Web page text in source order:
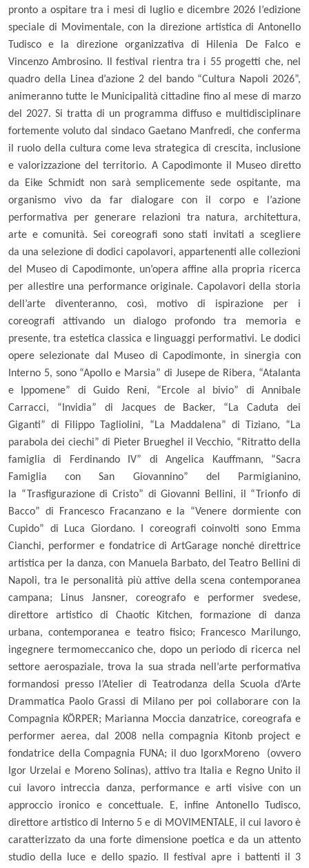
pronto a ospitare tra i mesi di luglio e dicembre 2026 l’edizione
speciale di Movimentale, con la direzione artistica di Antonello
Tudiscoe la direzione organizzativa di
Hilenia De Falco e
Vincenzo Ambrosino. Il festival rientra tra i 55 progetti che, nel
quadro della Linea d’azione 2 del bando “Cultura Napoli 2026”,
animeranno tutte le Municipalità cittadine fino al mese di marzo
del 2027. Si tratta di un programma diffuso e multidisciplinare
fortemente voluto dal sindaco Gaetano Manfredi, che conferma
il ruolo della cultura come leva strategica di crescita, inclusione
e valorizzazione del territorio. A Capodimonte il Museo diretto
da
Eike Schmidt non sarà semplicemente sede ospitante, ma
organismo vivo da far dialogare con il corpo e l’azione
performativa per generare relazioni tra natura, architettura,
arte e comunità. Sei coreografi sono stati invitati a scegliere
da una selezione di dodici capolavori, appartenenti alle collezioni
del Museo di Capodimonte, un’opera affine alla propria ricerca
per allestire una performance originale. Capolavori della storia
dell’arte diventeranno, così, motivo di ispirazione per i
coreografi attivando un dialogo profondo tra memoria e
presente,tra estetica classica e linguaggi performativi. Le dodici
opere selezionate dal Museo di Capodimonte, in sinergia con
Interno 5, sono “Apollo e Marsia” di Jusepe de Ribera, “Atalanta
e Ippomene” diGuido Reni, “Ercole al bivio” diAnnibale
Carracci, “Invidia” di Jacques de Backer, “La Caduta dei
Giganti” di Filippo Tagliolini, “La Maddalena” di Tiziano, “La
parabola dei ciechi” di Pieter Brueghel il Vecchio, “Ritratto della
famiglia
di Ferdinando IV” diAngelica Kauffmann, “Sacra
Famiglia
con San Giovannino” del Parmigianino,
la “
Trasfigurazione di Cristo” diGiovanni Bellini, il “
Trionfo di
Bacco” di Francesco Fracanzano e la “Venere dormiente con
Cupido” di
Luca Giordano. I coreografi coinvolti sono
Emma
Cianchi, performer e fondatrice di ArtGarage nonché direttrice
artistica per la danza, con Manuela Barbato, del Teatro Bellini di
Napoli, tra le personalità più attive della scena contemporanea
campana;
Linus Jansner, coreografo e performer svedese,
direttore artistico di Chaotic Kitchen, formazione di danza
urbana, contemporanea e teatro fisico;
Francesco Marilungo,
ingegnere termomeccanico che, dopo un periodo di ricerca nel
settore aerospaziale, trova la sua strada nell’arte performativa
formandosi presso l’Atelier di Teatrodanza della Scuola d’Arte
Drammatica Paolo Grassi di Milano per poi collaborare con la
Compagnia KÖRPER; Marianna Moccia danzatrice, coreografa e
performer aerea, dal 2008 nella compagnia Kitonb project e
fondatrice della Compagnia FUNA; ilduo IgorxMoreno (ovvero
Igor Urzelai e Moreno Solinas), attivo tra Italia e Regno Unito il
cui lavoro intreccia danza, performance e arti visive con un
approccio ironico e concettuale. E, infine Antonello Tudisco,
direttore artistico di Interno 5 e di MOVIMENTALE, il cui lavoro è
caratterizzato da una forte dimensione poetica e da un attento
studio della luce e dello spazio. Il festival apre i battenti il 3